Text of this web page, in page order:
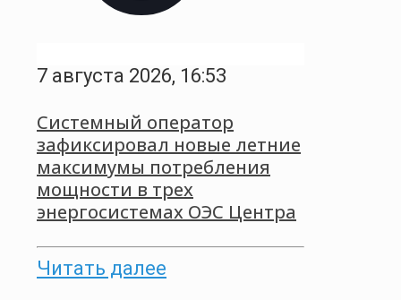
7 августа 2026, 16:53
Системный оператор
зафиксировал новые летние
максимумы потребления
мощности в трех
энергосистемах ОЭС Центра
Читать далее